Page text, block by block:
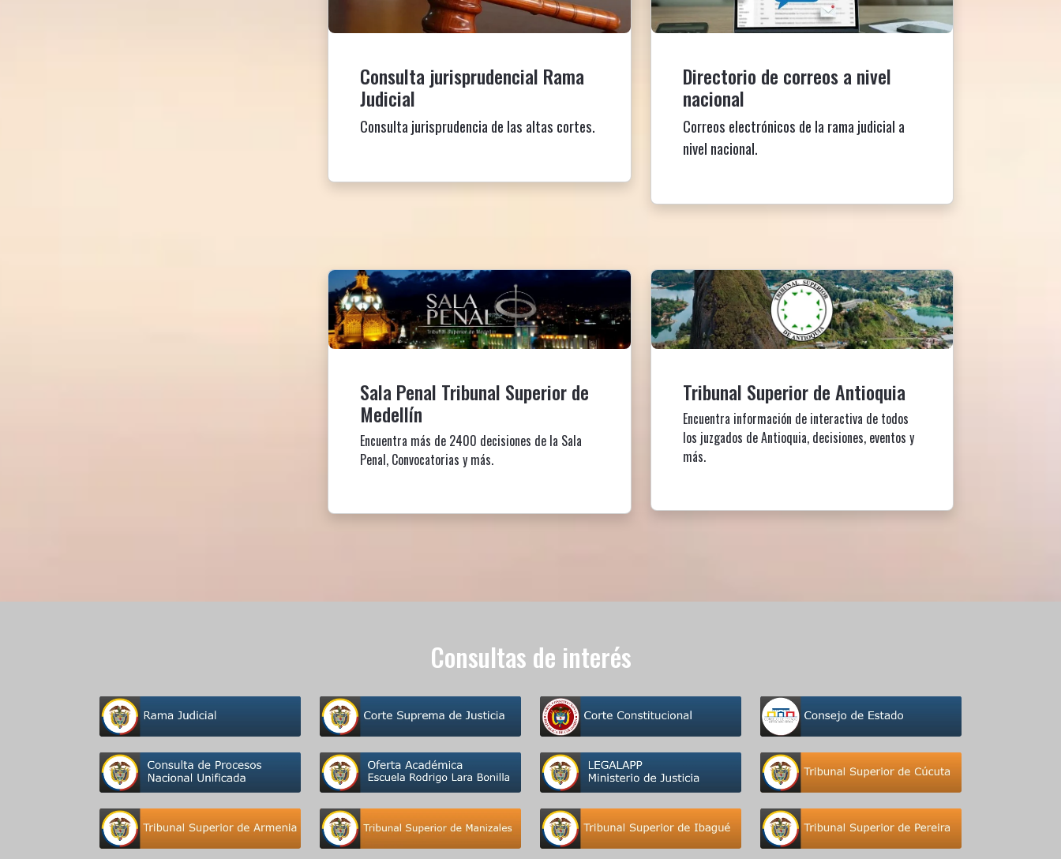
Consulta jurisprudencial Rama
Judicial
Consulta jurisprudencia de las altas cortes.
Directorio de correos a nivel
nacional
Correos electrónicos de la rama judicial a
nivel nacional.
Sala Penal Tribunal Superior de
Medellín
Encuentra más de 2400 decisiones de la Sala
Penal, Convocatorias y más.
Tribunal Superior de Antioquia
Encuentra información de interactiva de todos
los juzgados de Antioquia, decisiones, eventos y
más.
Consultas de interés